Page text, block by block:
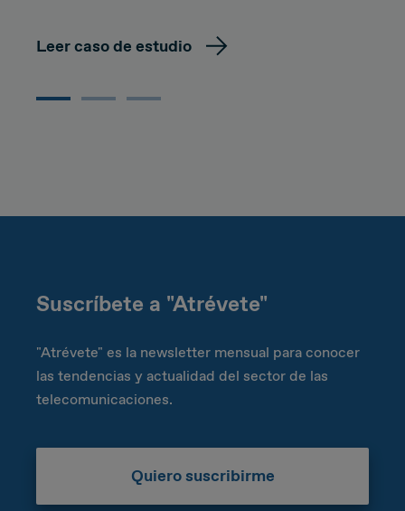
Leer caso de estudio
Suscríbete a "Atrévete"
"Atrévete" es la newsletter mensual para conocer
las tendencias y actualidad del sector de las
telecomunicaciones.
Quiero suscribirme